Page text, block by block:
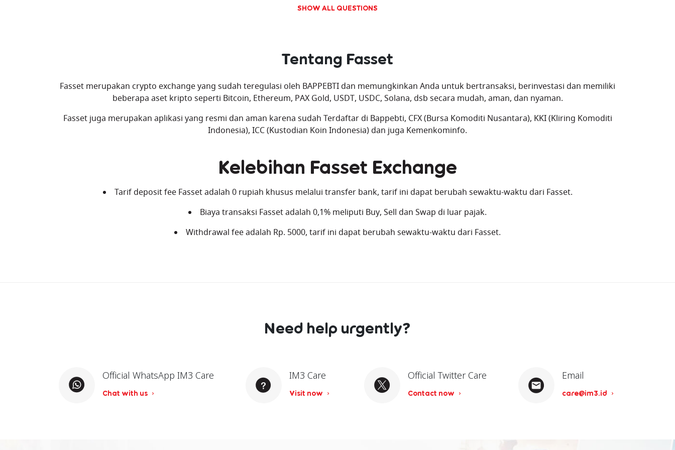
SHOW ALL QUESTIONS
Tentang Fasset
Fasset merupakan crypto exchange yang sudah teregulasi oleh BAPPEBTI dan memungkinkan Anda untuk bertransaksi, berinvestasi dan memiliki
beberapa aset kripto seperti Bitcoin, Ethereum, PAX Gold, USDT, USDC, Solana, dsb secara mudah, aman, dan nyaman.
Fasset juga merupakan aplikasi yang resmi dan aman karena sudah Terdaftar di Bappebti, CFX (Bursa Komoditi Nusantara), KKI (Kliring Komoditi
Indonesia), ICC (Kustodian Koin Indonesia) dan juga Kemenkominfo.
Kelebihan Fasset Exchange
Tarif deposit fee Fasset adalah 0 rupiah khusus melalui transfer bank, tarif ini dapat berubah sewaktu-waktu dari Fasset.
Biaya transaksi Fasset adalah 0,1% meliputi Buy, Sell dan Swap di luar pajak.
Withdrawal fee adalah Rp. 5000, tarif ini dapat berubah sewaktu-waktu dari Fasset.
Need help urgently?
Official WhatsApp IM3 Care
Chat with us
IM3 Care
Visit now
Official Twitter Care
Contact now
Email
care@im3.id